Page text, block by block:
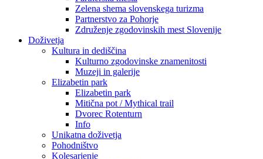
Zelena shema slovenskega turizma
Partnerstvo za Pohorje
Združenje zgodovinskih mest Slovenije
Doživetja
Kultura in dediščina
Kulturno zgodovinske znamenitosti
Muzeji in galerije
Elizabetin park
Elizabetin park
Mitična pot / Mythical trail
Dvorec Rotenturn
Info
Unikatna doživetja
Pohodništvo
Kolesarjenje